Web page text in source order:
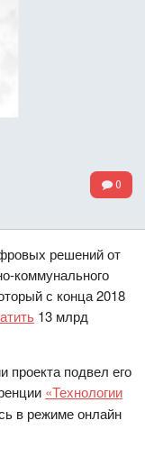
0
решений от
коммунального
с конца 2018
13 млрд
проекта подвел его
«Технологии
в режиме онлайн